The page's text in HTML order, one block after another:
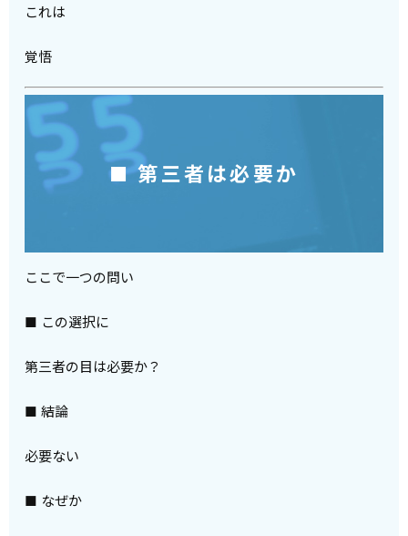
これは
覚悟
■ 第三者は必要か
ここで一つの問い
■ この選択に
第三者の目は必要か？
■ 結論
必要ない
■ なぜか